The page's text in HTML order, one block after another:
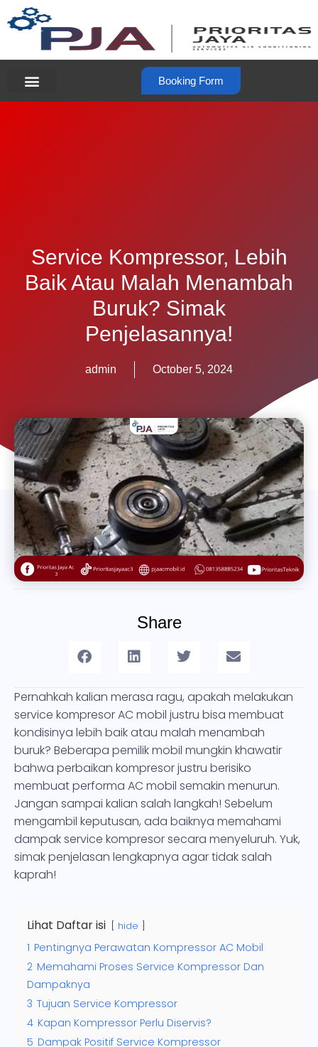
Booking Form
Service Kompressor, Lebih
Baik Atau Malah Menambah
Buruk? Simak
Penjelasannya!
admin October 5, 2024
Share
Pernahkah kalian merasa ragu, apakah melakukan
service kompresor AC mobil justru bisa membuat
kondisinya lebih baik atau malah menambah
buruk? Beberapa pemilik mobil mungkin khawatir
bahwa perbaikan kompresor justru berisiko
membuat performa AC mobil semakin menurun.
Jangan sampai kalian salah langkah! Sebelum
mengambil keputusan, ada baiknya memahami
dampak service kompresor secara menyeluruh. Yuk,
simak penjelasan lengkapnya agar tidak salah
kaprah!
Lihat Daftar isi hide
1 Pentingnya Perawatan Kompressor AC Mobil
2 Memahami Proses Service Kompressor Dan
Dampaknya
3 Tujuan Service Kompressor
4 Kapan Kompressor Perlu Diservis?
5 Dampak Positif Service Kompressor